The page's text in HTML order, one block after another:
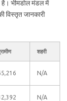
भीमडोल मंडल में
विस्तृत जानकारी
शहरी
N/A
N/A